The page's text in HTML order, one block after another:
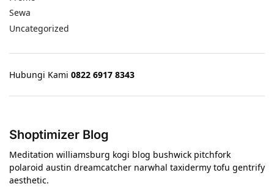
Sewa
Uncategorized
Hubungi Kami 0822 6917 8343
Shoptimizer Blog
Meditation williamsburg kogi blog bushwick pitchfork
polaroid austin dreamcatcher narwhal taxidermy tofu gentrify
aesthetic.